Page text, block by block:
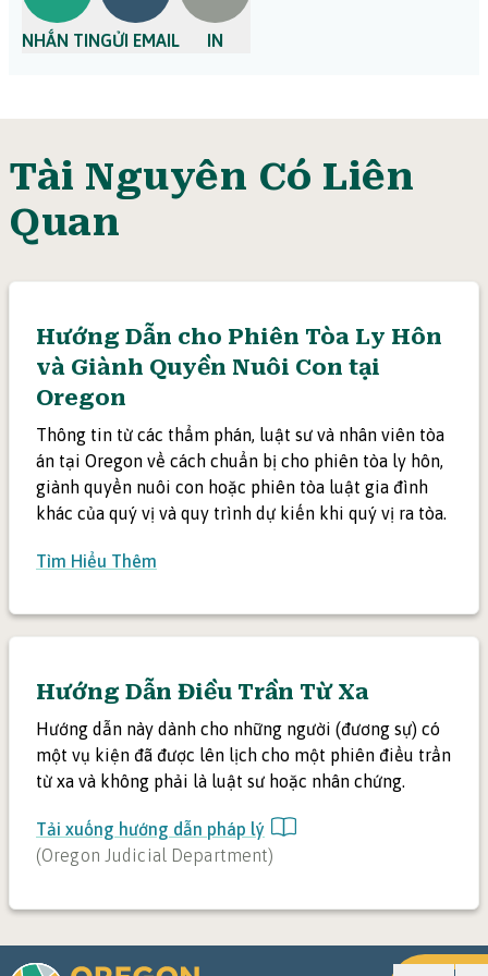
NHẮN TINGỬI EMAIL IN
Tài Nguyên Có Liên
Quan
Hướng Dẫn cho Phiên Tòa Ly Hôn
và Giành Quyền Nuôi Con tại
Oregon
Thông tin từ các thẩm phán, luật sư và nhân viên tòa
án tại Oregon về cách chuẩn bị cho phiên tòa ly hôn,
giành quyền nuôi con hoặc phiên tòa luật gia đình
khác của quý vị và quy trình dự kiến khi quý vị ra tòa.
Tìm Hiểu Thêm
Hướng Dẫn Điều Trần Từ Xa
Hướng dẫn này dành cho những người (đương sự) có
một vụ kiện đã được lên lịch cho một phiên điều trần
từ xa và không phải là luật sư hoặc nhân chứng.
Tải xuống hướng dẫn pháp lý
(Oregon Judicial Department)